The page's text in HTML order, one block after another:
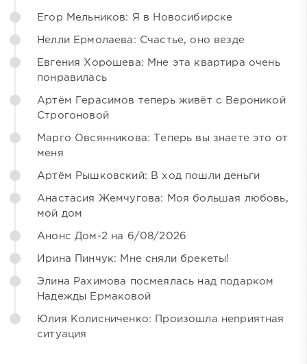
Егор Мельников: Я в Новосибирске
Нелли Ермолаева: Счастье, оно везде
Евгения Хорошева: Мне эта квартира очень
понравилась
Артём Герасимов теперь живёт с Вероникой
Строгоновой
Марго Овсянникова: Теперь вы знаете это от
меня
Артём Рышковский: В ход пошли деньги
Анастасия Жемчугова: Моя большая любовь,
мой дом
Анонс Дом-2 на 6/08/2026
Ирина Пинчук: Мне сняли брекеты!
Элина Рахимова посмеялась над подарком
Надежды Ермаковой
Юлия Колисниченко: Произошла неприятная
ситуация